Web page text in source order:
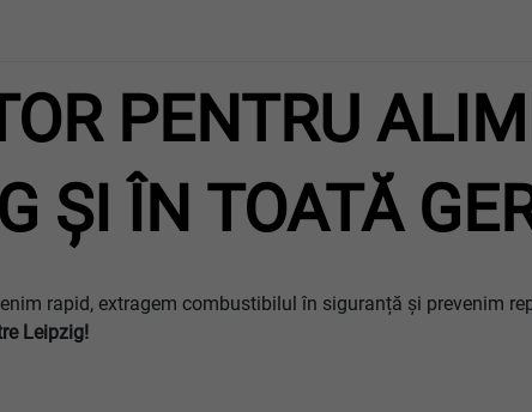
PENTRU
ȘI ÎN TOATĂ
rapid, extragem combustibilul în siguranță și prevenim
Leipzig!